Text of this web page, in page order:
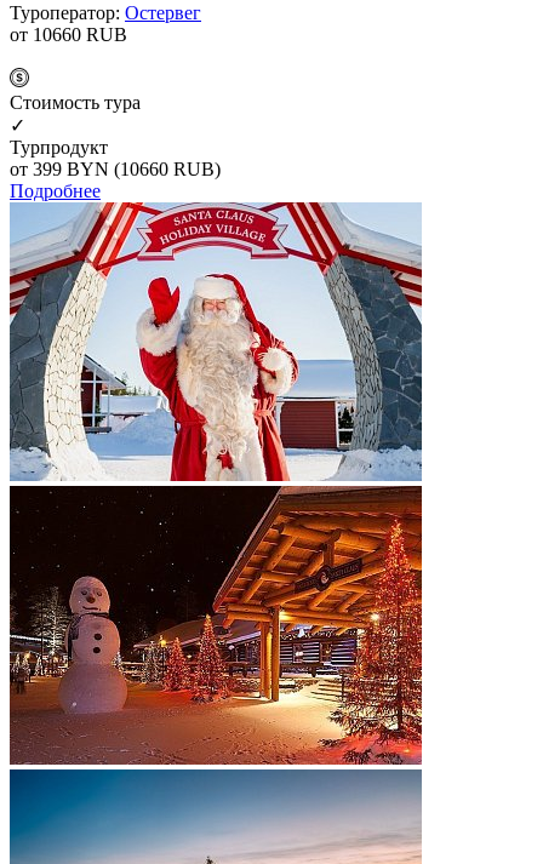
Туроператор: Остервег
от 10660 RUB
Cтоимость тура
✓
Турпродукт
от 399 BYN (10660 RUB)
Подробнее